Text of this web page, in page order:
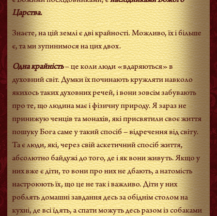
Царства.
Знаєте, на цій землі є дві крайності. Можливо, їх і більше
є, та ми зупинимося на цих двох.
Одна крайність– це коли люди «вдаряються» в
духовний світ. Думки їх починають кружляти навколо
якихось таких духовних речей, і вони зовсім забувають
про те, що людина має і фізичну природу. Я зараз не
принижую ченців та монахів, які присвятили своє життя
пошуку Бога саме у такий спосіб – відречення від світу.
Та є люди, які, через свій аскетичний спосіб життя,
абсолютно байдужі до того, де і як вони живуть. Якщо у
них вже є діти, то вони про них не дбають, а натомість
настроюють їх, що це не так і важливо. Діти у них
роблять домашні завдання десь за обіднім столом на
кухні, де всі їдять, а спати можуть десь разом із собаками